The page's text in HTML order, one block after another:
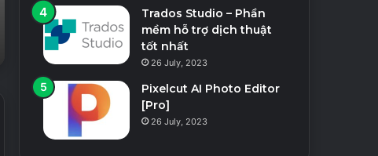
Trados Studio – Phần
mềm hỗ trợ dịch thuật
tốt nhất
26 July, 2023
Pixelcut AI Photo Editor
[Pro]
26 July, 2023